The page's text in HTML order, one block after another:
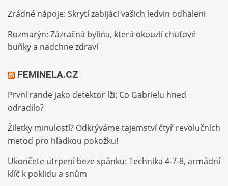
Zrádné nápoje: Skrytí zabijáci vašich ledvin odhaleni
Rozmarýn: Zázračná bylina, která okouzlí chuťové
buňky a nadchne zdraví
FEMINELA.CZ
První rande jako detektor lži: Co Gabrielu hned
odradilo?
Žiletky minulostí? Odkrýváme tajemství čtyř revolučních
metod pro hladkou pokožku!
Ukončete utrpení beze spánku: Technika 4-7-8, armádní
klíč k poklidu a snům